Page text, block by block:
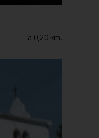
a 0,20 km.